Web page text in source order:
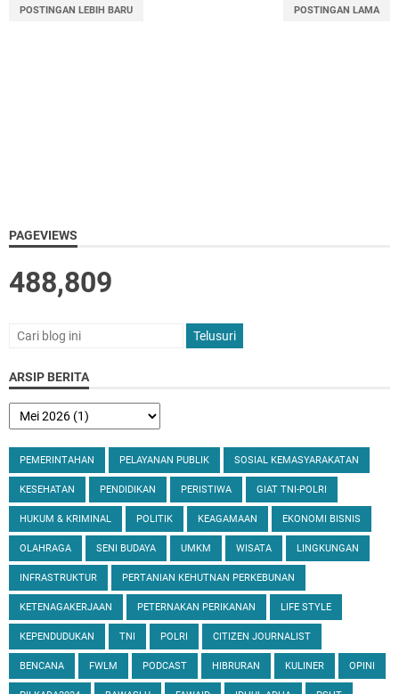
POSTINGAN LEBIH BARU POSTINGAN LAMA
PAGEVIEWS
488,809
ARSIP BERITA
PEMERINTAHAN PELAYANAN PUBLIK SOSIAL KEMASYARAKATAN
KESEHATAN PENDIDIKAN PERISTIWA GIAT TNI-POLRI
HUKUM & KRIMINAL POLITIK KEAGAMAAN EKONOMI BISNIS
OLAHRAGA SENI BUDAYA UMKM WISATA LINGKUNGAN
INFRASTRUKTUR PERTANIAN KEHUTNAN PERKEBUNAN
KETENAGAKERJAAN PETERNAKAN PERIKANAN LIFE STYLE
KEPENDUDUKAN TNI POLRI CITIZEN JOURNALIST
BENCANA FWLM PODCAST HIBRURAN KULINER OPINI